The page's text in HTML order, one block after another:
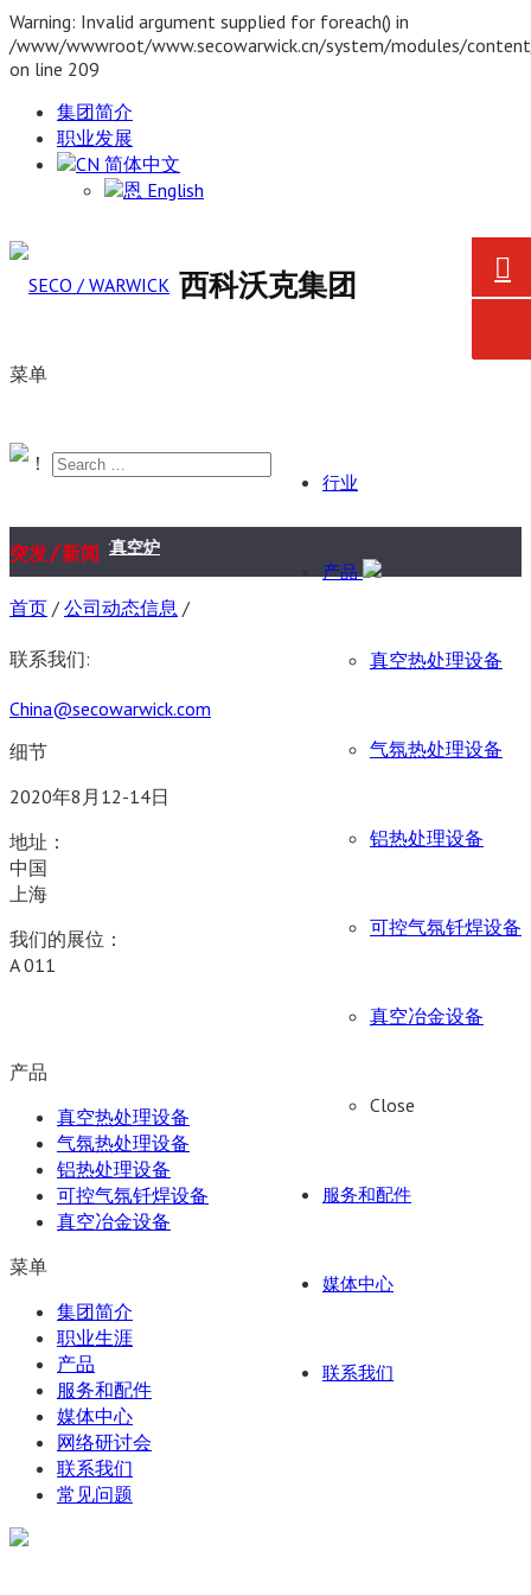
Warning: Invalid argument supplied for foreach() in
/www/wwwroot/www.secowarwick.cn/system/modules/
on line 209
集团简介
职业发展
简体中文
English
西科沃克集团
菜单
行业
产品
真空热处理设备
气氛热处理设备
铝热处理设备
可控气氛钎焊设备
真空冶金设备
Close
服务和配件
媒体中心
联系我们
！
突发/新闻
天业务交付真空炉
首页 / 公司动态信息 /
联系我们:
China@secowarwick.com
细节
2020年8月12-14日
地址：
中国
上海
我们的展位：
A 011
产品
真空热处理设备
气氛热处理设备
铝热处理设备
可控气氛钎焊设备
真空冶金设备
菜单
集团简介
职业生涯
产品
服务和配件
媒体中心
网络研讨会
联系我们
常见问题